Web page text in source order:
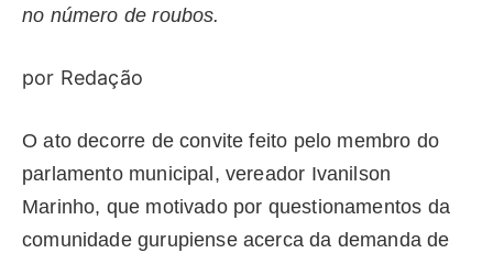
no número de roubos.
por Redação
O ato decorre de convite feito pelo membro do
parlamento municipal, vereador Ivanilson
Marinho, que motivado por questionamentos da
comunidade gurupiense acerca da demanda de